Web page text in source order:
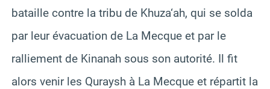
bataille contre la tribu de Khuza‘ah, qui se solda
par leur évacuation de La Mecque et par le
ralliement de Kinanah sous son autorité. Il fit
alors venir les Quraysh à La Mecque et répartit la